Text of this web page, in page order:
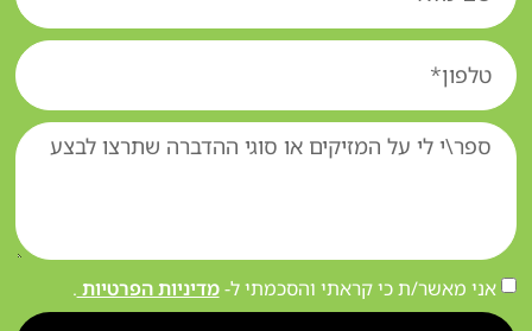
אני מאשר/ת כי קראתי והסכמתי ל-מדיניות הפרטיות .